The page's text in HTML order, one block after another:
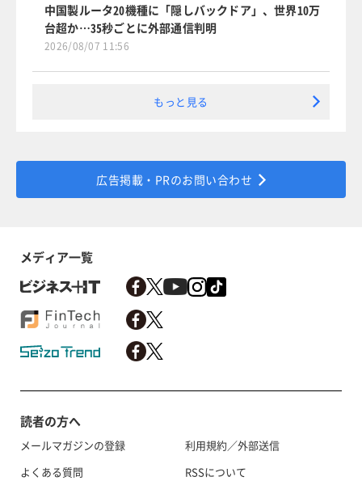
中国製ルータ20機種に「隠しバックドア」、世界10万
台超か…35秒ごとに外部通信判明
2026/08/07 11:56
もっと見る
広告掲載・PRのお問い合わせ
メディア一覧
読者の方へ
メールマガジンの登録
よくある質問
利用規約／外部送信
RSSについて